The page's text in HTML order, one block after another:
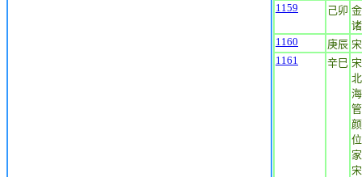
1159
己卯
1160
庚辰
1161
辛巳